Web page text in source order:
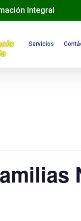
Integral
Servicios